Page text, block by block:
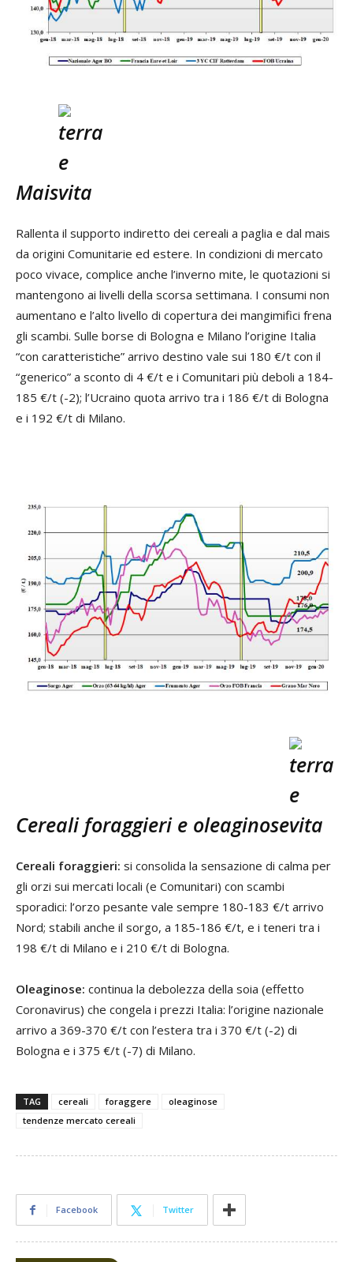
Mais
Rallenta il supporto indiretto dei cereali a paglia e dal mais
da origini Comunitarie ed estere. In condizioni di mercato
poco vivace, complice anche l’inverno mite, le quotazioni si
mantengono ai livelli della scorsa settimana. I consumi non
aumentano e l’alto livello di copertura dei mangimifici frena
gli scambi. Sulle borse di Bologna e Milano l’origine Italia
“con caratteristiche” arrivo destino vale sui 180 €/t con il
“generico” a sconto di 4 €/t e i Comunitari più deboli a 184-
185 €/t (-2); l’Ucraino quota arrivo tra i 186 €/t di Bologna
e i 192 €/t di Milano.
Cereali foraggieri e oleaginose
Cereali foraggieri: si consolida la sensazione di calma per
gli orzi sui mercati locali (e Comunitari) con scambi
sporadici: l’orzo pesante vale sempre 180-183 €/t arrivo
Nord; stabili anche il sorgo, a 185-186 €/t, e i teneri tra i
198 €/t di Milano e i 210 €/t di Bologna.
Oleaginose: continua la debolezza della soia (effetto
Coronavirus) che congela i prezzi Italia: l’origine nazionale
arrivo a 369-370 €/t con l’estera tra i 370 €/t (-2) di
Bologna e i 375 €/t (-7) di Milano.
TAG cereali foraggere
oleaginose
tendenze mercato cereali
Facebook Twitter